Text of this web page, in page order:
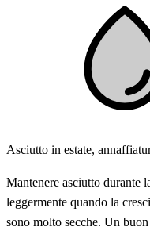
Asciutto in estate,
Mantenere asciutto durante
leggermente quando la
sono molto secche. Un